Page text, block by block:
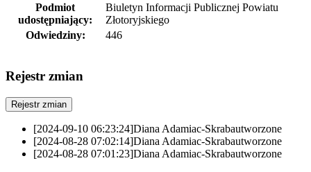
Podmiot
udostępniający:
Biuletyn Informacji Publicznej Powiatu
Złotoryjskiego
Odwiedziny:
446
Rejestr zmian
Rejestr zmian
[2024-09-10 06:23:24]Diana Adamiac-Skrabautworzone
[2024-08-28 07:02:14]Diana Adamiac-Skrabautworzone
[2024-08-28 07:01:23]Diana Adamiac-Skrabautworzone